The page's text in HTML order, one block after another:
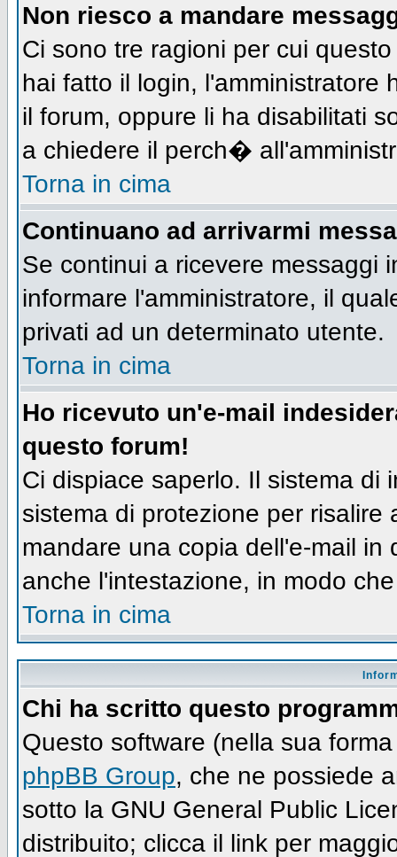
Non riesco a mandare
Ci sono tre ragioni per cui
hai fatto il login, l'amministratore
il forum, oppure li ha disabilitati
a chiedere il perch�
Torna in cima
Continuano ad arrivarmi
Se continui a ricevere messaggi
informare l'amministratore, il
privati ad un determinato utente.
Torna in cima
Ho ricevuto un'e-mail
questo forum!
Ci dispiace saperlo. Il sistema di
sistema di protezione per
mandare una copia dell'e-mail
anche l'intestazione, in modo
Torna in cima
Chi ha scritto questo
Questo software (nella sua
phpBB Group, che ne possiede
sotto la GNU General Public
distribuito; clicca il link per